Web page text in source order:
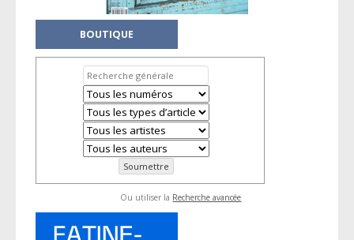
BOUTIQUE
Ou utiliser la Recherche avancée